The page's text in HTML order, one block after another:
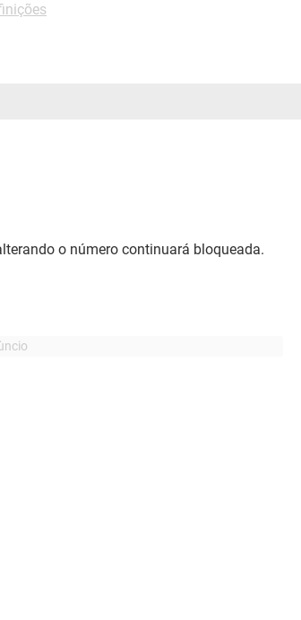
o número continuará bloqueada.